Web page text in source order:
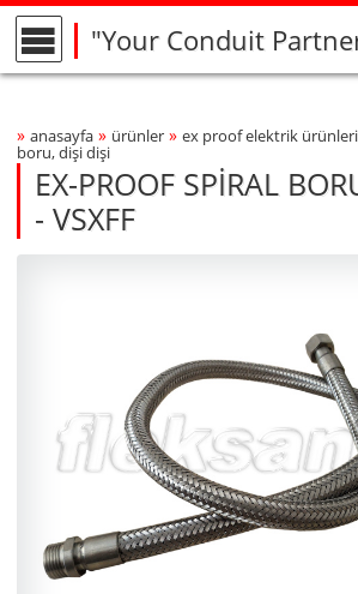
"Your Conduit
Breadcrumbs Navigation
» anasayfa » ürünler » ex proof elektri̇k ürünleri̇
boru, di̇şi̇ di̇şi̇
EX-PROOF SPİRAL
- VSXFF
VSXFF
VSXFF